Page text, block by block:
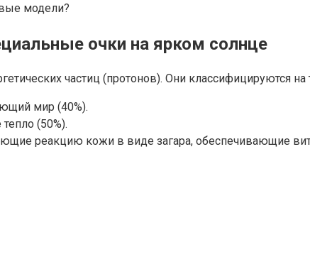
модели?
очки на ярком солнце
частиц (протонов). Они классифицируются на
мир (40%).
(50%).
реакцию кожи в виде загара, обеспечивающие